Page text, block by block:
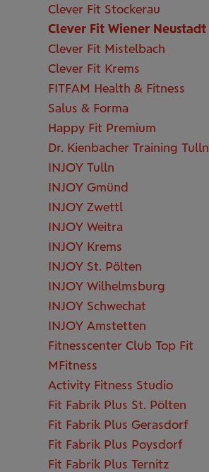
Clever Fit Stockerau
Clever Fit Wiener Neustadt
Clever Fit Mistelbach
Clever Fit Krems
FITFAM Health & Fitness
Salus & Forma
Happy Fit Premium
Dr. Kienbacher Training Tulln
INJOY Tulln
INJOY Gmünd
INJOY Zwettl
INJOY Weitra
INJOY Krems
INJOY St. Pölten
INJOY Wilhelmsburg
INJOY Schwechat
INJOY Amstetten
Fitnesscenter Club Top Fit
MFitness
Activity Fitness Studio
Fit Fabrik Plus St. Pölten
Fit Fabrik Plus Gerasdorf
Fit Fabrik Plus Poysdorf
Fit Fabrik Plus Ternitz